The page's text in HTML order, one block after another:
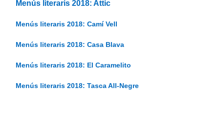
Menús literaris 2018: Attic
Menús literaris 2018: Camí Vell
Menús literaris 2018: Casa Blava
Menús literaris 2018: El Caramelito
Menús literaris 2018: Tasca All-Negre